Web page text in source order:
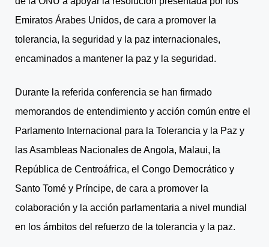
Emiratos Árabes Unidos, de cara a promover la
tolerancia, la seguridad y la paz internacionales,
encaminados a mantener la paz y la seguridad.
Durante la referida conferencia se han firmado
memorandos de entendimiento y acción común entre el
Parlamento Internacional para la Tolerancia y la Paz y
las Asambleas Nacionales de Angola, Malaui, la
República de Centroáfrica, el Congo Democrático y
Santo Tomé y Príncipe, de cara a promover la
colaboración y la acción parlamentaria a nivel mundial
en los ámbitos del refuerzo de la tolerancia y la paz.